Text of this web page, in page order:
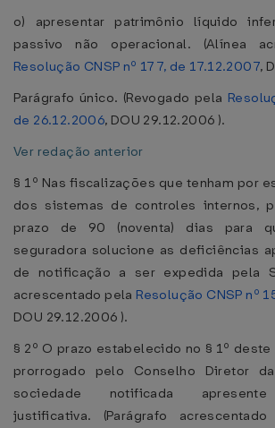
o) apresentar patrimônio líquido
passivo não operacional. (Alínea
Resolução CNSP nº 177, de 17.12.2007,
Parágrafo único. (Revogado pela
de 26.12.2006, DOU 29.12.2006 ).
Ver redação anterior
§ 1º Nas fiscalizações que tenham por
dos sistemas de controles internos,
prazo de 90 (noventa) dias para
seguradora solucione as deficiências
de notificação a ser expedida pela
acrescentado pela Resolução CNSP nº
DOU 29.12.2006 ).
§ 2º O prazo estabelecido no § 1º
prorrogado pelo Conselho Diretor
sociedade notificada apresente
justificativa. (Parágrafo